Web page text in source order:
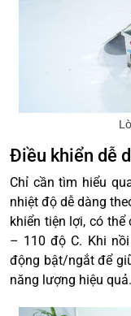
Điều khiển dễ
Chỉ cần tìm hiểu
nhiệt độ dễ dàng
khiển tiện lợi, có
– 110 độ C. Khi
động bật/ngắt để
năng lượng hiệu quả.